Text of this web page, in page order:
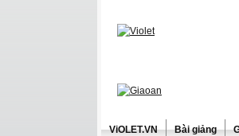
ViOLET.VN Bài giảng